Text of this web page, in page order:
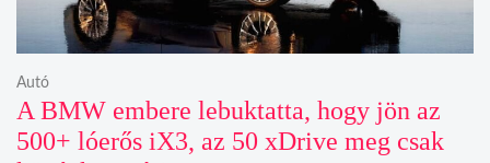
A BMW embere lebuktatta, hogy jön az
500+ lóerős iX3, az 50 xDrive meg csak
Autó